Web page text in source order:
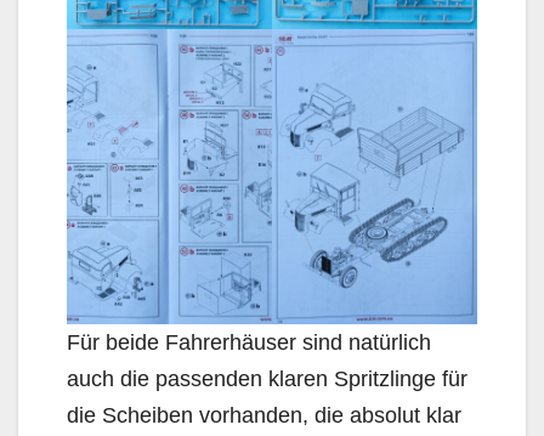
Für beide Fahrerhäuser sind natürlich
auch die passenden klaren Spritzlinge für
die Scheiben vorhanden, die absolut klar